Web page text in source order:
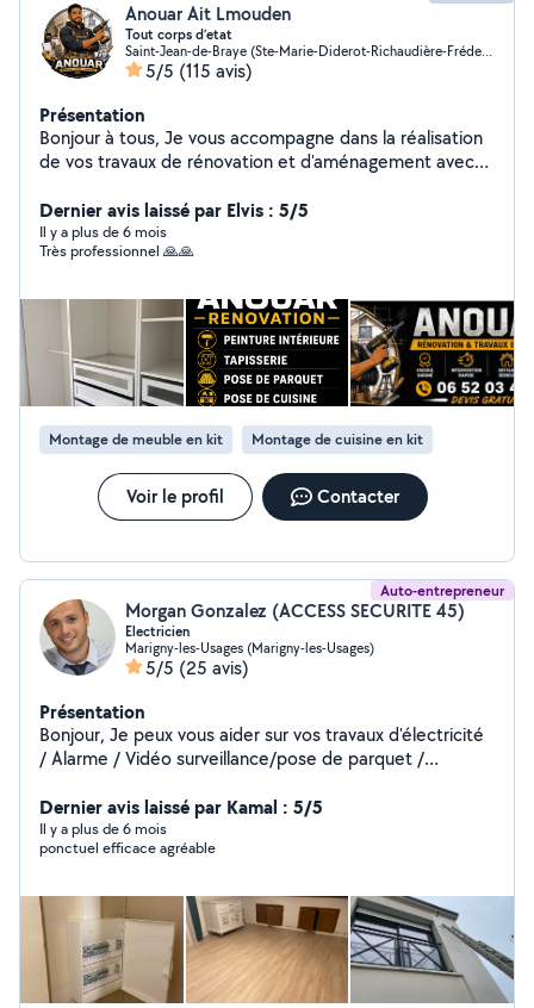
Anouar Ait Lmouden
Tout corps d’etat
Saint-Jean-de-Braye (Ste-Marie-Diderot-Richaudière-Frédeville)
5/5 (115 avis)
Présentation
Bonjour à tous, Je vous accompagne dans la réalisation
de vos travaux de rénovation et d'aménagement avec
professionnel et attentif aux finitions, je réalise des
prestations de qualité pour particuliers souhaitant un
travail propre et durable. Prestations proposées :
Pose de parquet bois et PVC Carrelage Montage de
meubles et aménagements Installation de luminaires et
plafonniers Petits travaux de plomberie Rénovation
intérieure et travaux divers Chaque projet est réalisé
avec sérieux, ponctualité et souci du détail. N'hésitez
pas à me contacter afin d'échanger sur votre projet et
obtenir un devis (gratuit) A très bientôt Anouar
Dernier avis laissé par Elvis : 5/5
Il y a plus de 6 mois
Très professionnel 🙏🙏
Montage de meuble en kit Montage de cuisine en kit
Voir le profil Contacter
Auto-entrepreneur
Morgan Gonzalez (ACCESS SECURITE 45)
Electricien
Marigny-les-Usages (Marigny-les-Usages)
5/5 (25 avis)
Présentation
Bonjour, Je peux vous aider sur vos travaux d'électricité
/ Alarme / Vidéo surveillance/pose de parquet /
ponctuel avec un outillage complet .
Dernier avis laissé par Kamal : 5/5
Il y a plus de 6 mois
ponctuel efficace agréable